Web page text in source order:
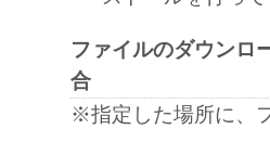
３．帰属
「本ソフトウェア
によりキヤノンま
ファイルのダウンロ
合
※指定した場所に、